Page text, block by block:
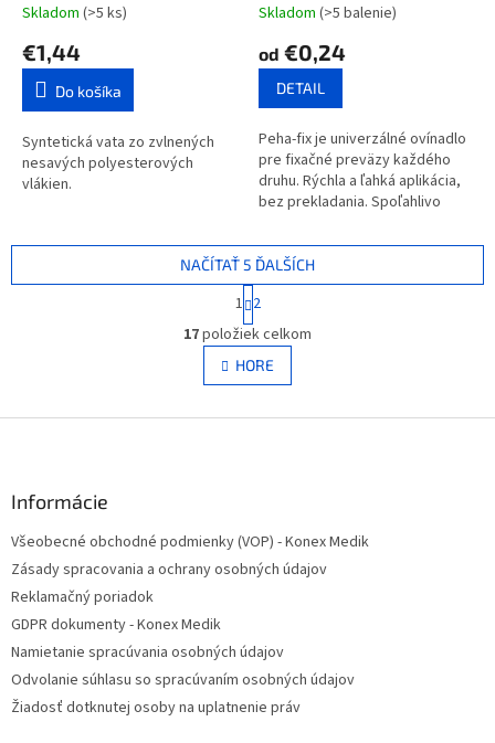
Skladom (>5 ks)
€1,44
Do košíka
Syntetická vata zo zvlnených
nesavých polyesterových
vlákien.
Skladom (>5 balenie)
od €0,24
DETAIL
Peha-fix je univerzálné ovínadlo
pre fixačné preväzy každého
druhu. Rýchla a ľahká aplikácia,
bez prekladania. Spoľahlivo
O
v
l
á
r
v
k
p
i
s
NAČÍTAŤ 5 ĎALŠÍCH
S
t
r
á
n
k
v
1 2
17položiek celkom
HORE
Informácie
Všeobecné obchodné podmienky (VOP) - Konex Medik
Zásady spracovania a ochrany osobných údajov
Reklamačný poriadok
GDPR dokumenty - Konex Medik
Namietanie spracúvania osobných údajov
Odvolanie súhlasu so spracúvaním osobných údajov
Žiadosť dotknutej osoby na uplatnenie práv